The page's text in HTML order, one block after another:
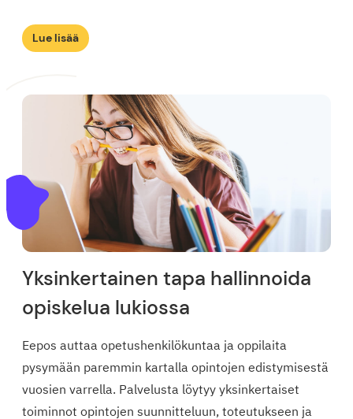
Lue lisää
Yksinkertainen tapa hallinnoida
opiskelua lukiossa
Eepos auttaa opetushenkilökuntaa ja oppilaita
pysymään paremmin kartalla opintojen edistymisestä
vuosien varrella. Palvelusta löytyy yksinkertaiset
toiminnot opintojen suunnitteluun, toteutukseen ja